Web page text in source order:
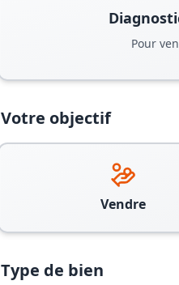
Pour
Votre objectif
Vendre
Type de bien